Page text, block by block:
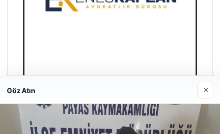
Enes Kaplan Avukatlık Bürosu
28/04/2026
Göz Atın ×